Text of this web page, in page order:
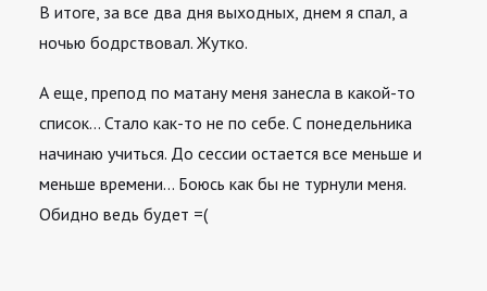
В итоге, за все два дня выходных, днем я спал, а
ночью бодрствовал. Жутко.
А еще, препод по матану меня занесла в какой-то
список… Стало как-то не по себе. С понедельника
начинаю учиться. До сессии остается все меньше и
меньше времени… Боюсь как бы не турнули меня.
Обидно ведь будет =(